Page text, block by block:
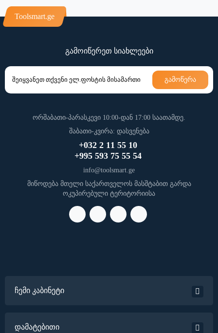
Toolsmart.ge
გამოიწერეთ სიახლეები
გამოწერა
ორშაბათი-პარასკევი 10:00-დან 17:00 საათამდე.
შაბათი-კვირა: დასვენება
+032 2 11 55 10
+995 593 75 55 54
info@toolsmart.ge
მიწოდება მთელი საქართველოს მასშტაბით გარდა
ოკუპირებული ტერიტორიისა
ჩემი კაბინეტი
დამატებითი